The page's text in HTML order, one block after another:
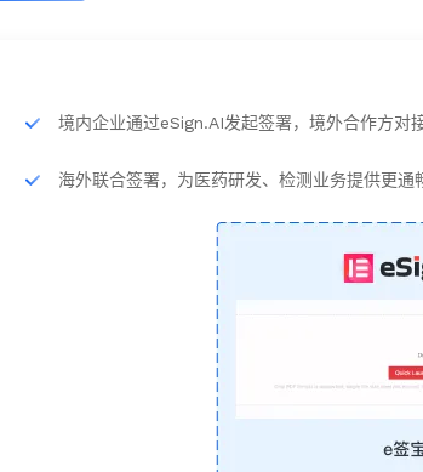
境内企业通过eSign.AI发起签署，境外合作方对
海外联合签署，为医药研发、检测业务提供更通